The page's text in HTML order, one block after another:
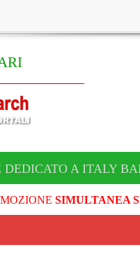
A ITALY
SIMULTANEA